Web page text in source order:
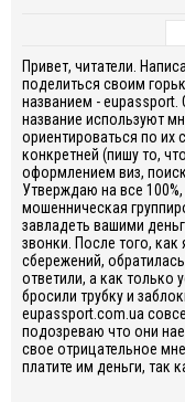
Привет, читатели.
поделиться своим
названием -
название используют
ориентироваться по их
конкретней (пишу то,
оформлением виз,
Утверждаю на все
мошенническая
завладеть вашими
звонки. После того, как
сбережений,
ответили, а как только
бросили трубку и
eupassport.com.ua
подозреваю что они
свое отрицательное
платите им деньги, так